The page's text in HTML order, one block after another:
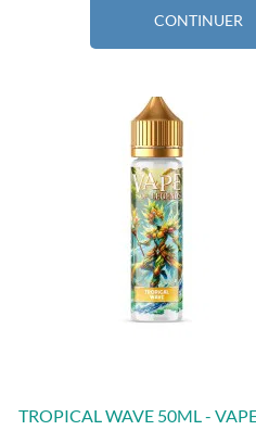
CONTINUER
TROPICAL WAVE 50ML -